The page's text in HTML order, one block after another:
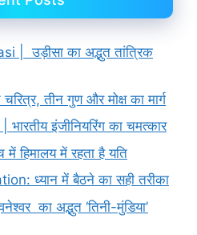
| उड़ीसा का अद्भुत तांत्रिक
तीन गुण और मोक्ष का मार्ग
इंजीनियरिंग का चमत्कार
हिमालय में रहता है यति
ध्यान में बैठने का सही तरीका
का अद्भुत ‘तिनी-मुंडिया’